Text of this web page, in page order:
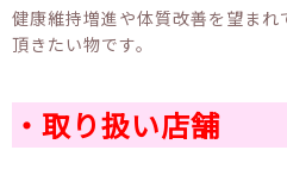
健康維持増進や体質改善を望ま
頂きたい物です。
・取り扱い店舗